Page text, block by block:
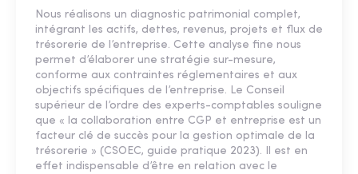
Nous réalisons un diagnostic patrimonial complet,
intégrant les actifs, dettes, revenus, projets et flux de
trésorerie de l’entreprise. Cette analyse fine nous
permet d’élaborer une stratégie sur-mesure,
conforme aux contraintes réglementaires et aux
objectifs spécifiques de l’entreprise. Le Conseil
supérieur de l’ordre des experts-comptables souligne
que « la collaboration entre CGP et entreprise est un
facteur clé de succès pour la gestion optimale de la
trésorerie » (CSOEC, guide pratique 2023). Il est en
effet indispensable d’être en relation avec le